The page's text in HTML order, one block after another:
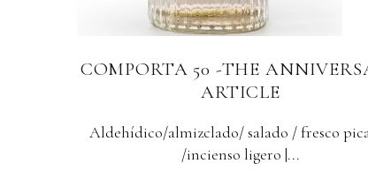
COMPORTA - SELA PARFUM
LEER MAS